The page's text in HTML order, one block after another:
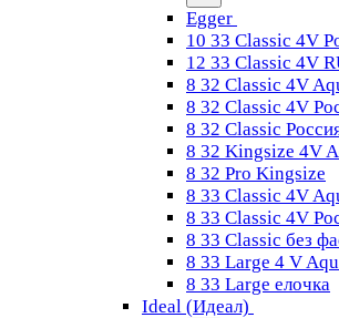
Egger
10 33 Classic 4V
12 33 Classic 4V
8 32 Classic 4V
8 32 Classic 4V
8 32 Classic
8 32 Kingsize 4V
8 32 Pro Kingsize
8 33 Classic 4V
8 33 Classic 4V
8 33 Classic без
8 33 Large 4 V
8 33 Large елочка
Ideal (Идеал)